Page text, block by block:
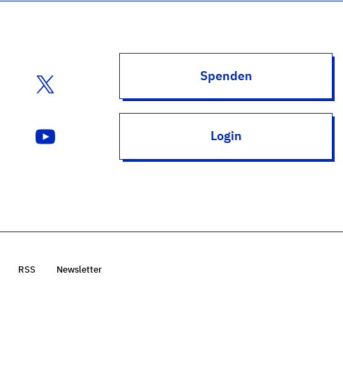
Spenden
Login
RSS Newsletter